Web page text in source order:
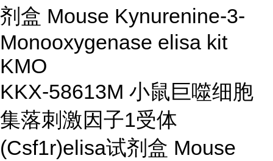
剂盒 Mouse Kynurenine-3-
Monooxygenase elisa kit
KMO
KKX-58613M 小鼠巨噬细胞
集落刺激因子1受体
(Csf1r)elisa试剂盒 Mouse